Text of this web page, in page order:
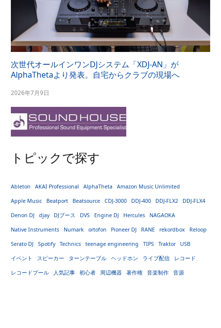
次世代オールインワンDJシステム「XDJ-AN」が
AlphaThetaより発表。自宅からクラブの現場へ
2026年7月9日
トピックで探す
Ableton AKAI Professional AlphaTheta Amazon Music Unlimited
Apple Music Beatport Beatsource CDJ-3000 DDJ-400 DDJ-FLX2 DDJ-FLX4
Denon DJ djay DJブース DVS Engine DJ Hercules NAGAOKA
Native Instruments Numark ortofon Pioneer DJ RANE rekordbox Reloop
Serato DJ Spotify Technics teenage engineering TIPS Traktor USB
イベント スピーカー ターンテーブル ヘッドホン ライブ配信 レコード
レコードプール 人気記事 初心者 周辺機器 著作権 音楽制作 音源